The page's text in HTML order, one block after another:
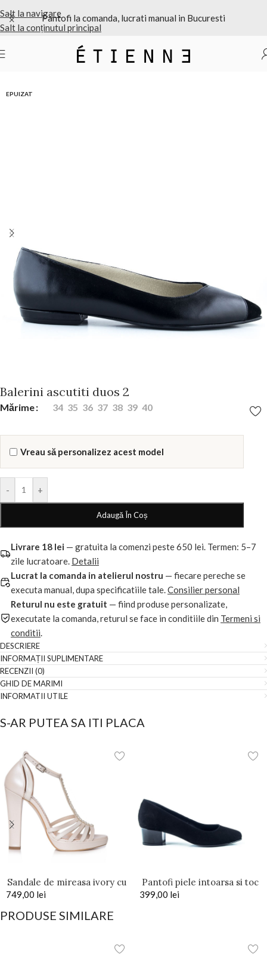
Salt la navigare
Salt la conținutul principal
Pantofi la comanda, lucrati manual in Bucuresti
Prima pagină Pantofi dama
EPUIZAT
Balerini ascutiti duos 2
Mărime 34 35 36 37 38 39 40
Vreau să personalizez acest model
- +
Adaugă În Coș
Livrare 18 lei — gratuita la comenzi peste 650 lei. Termen: 5–7
zile lucratoare. Detalii
Lucrat la comanda in atelierul nostru — fiecare pereche se
executa manual, dupa specificatiile tale.Consilier personal
Returul nu este gratuit — fiind produse personalizate,
executate la comanda, returul se face in conditiile din Termeni si
conditii.
DESCRIERE
INFORMAȚII SUPLIMENTARE
RECENZII (0)
GHID DE MARIMI
INFORMATII UTILE
S-AR PUTEA SA ITI PLACA
Sandale de mireasa ivory cu
platforma Giselle
749,00 lei
Pantofi piele intoarsa si toc
mic patrat Sonya
399,00 lei
PRODUSE SIMILARE